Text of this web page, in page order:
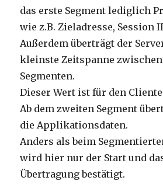
das erste Segment lediglich
wie z.B. Zieladresse, Session
Außerdem überträgt der
kleinste Zeitspanne
Segmenten.
Dieser Wert ist für den
Ab dem zweiten Segment
die Applikationsdaten.
Anders als beim
wird hier nur der Start und
Übertragung bestätigt.